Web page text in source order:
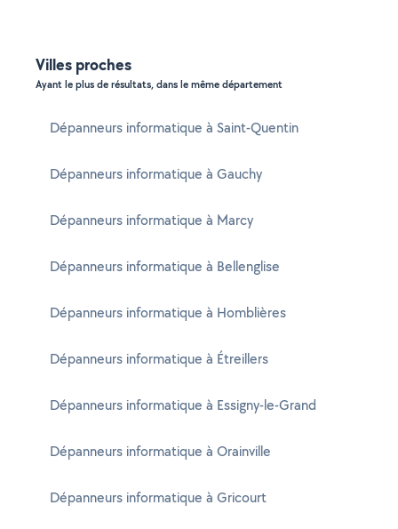
Villes proches
Ayant le plus de résultats, dans le même département
Dépanneurs informatique à Saint-Quentin
Dépanneurs informatique à Gauchy
Dépanneurs informatique à Marcy
Dépanneurs informatique à Bellenglise
Dépanneurs informatique à Homblières
Dépanneurs informatique à Étreillers
Dépanneurs informatique à Essigny-le-Grand
Dépanneurs informatique à Orainville
Dépanneurs informatique à Gricourt